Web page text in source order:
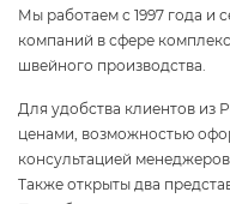
Мы работаем с 1997 года и
компаний в сфере
швейного производства.
Для удобства клиентов из
ценами, возможностью
консультацией
Также открыты два